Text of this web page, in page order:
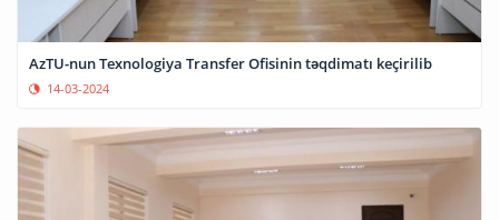
AzTU-nun Texnologiya Transfer Ofisinin təqdimatı keçirilib
14-03-2024